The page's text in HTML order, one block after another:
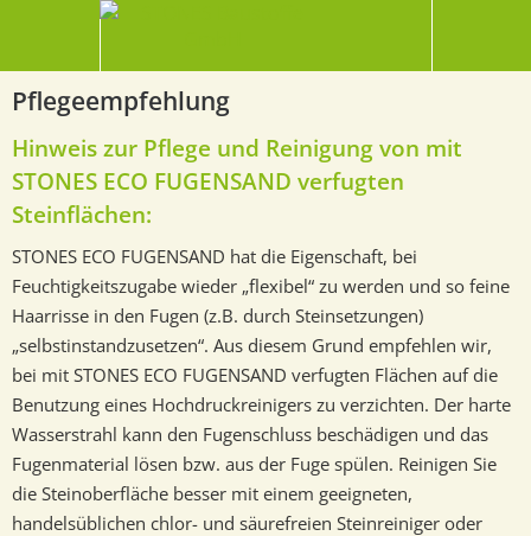
Pflegeempfehlung
Hinweis zur Pflege und Reinigung von mit
STONES ECO FUGENSAND verfugten
Steinflächen:
STONES ECO FUGENSAND hat die Eigenschaft, bei
Feuchtigkeitszugabe wieder „flexibel“ zu werden und so feine
Haarrisse in den Fugen (z.B. durch Steinsetzungen)
„selbstinstandzusetzen“. Aus diesem Grund empfehlen wir,
bei mit STONES ECO FUGENSAND verfugten Flächen auf die
Benutzung eines Hochdruckreinigers zu verzichten. Der harte
Wasserstrahl kann den Fugenschluss beschädigen und das
Fugenmaterial lösen bzw. aus der Fuge spülen. Reinigen Sie
die Steinoberfläche besser mit einem geeigneten,
handelsüblichen chlor- und säurefreien Steinreiniger oder